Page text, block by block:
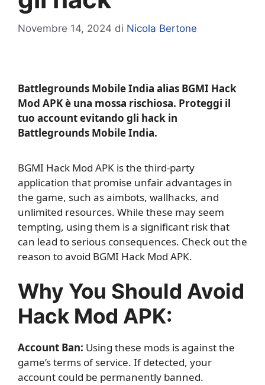
Novembre 14, 2024 di Nicola Bertone
Battlegrounds Mobile India alias BGMI Hack
Mod APK è una mossa rischiosa. Proteggi il
tuo account evitando gli hack in
Battlegrounds Mobile India.
BGMI Hack Mod APK is the third-party
application that promise unfair advantages in
the game, such as aimbots, wallhacks, and
unlimited resources. While these may seem
tempting, using them is a significant risk that
can lead to serious consequences. Check out the
reason to avoid BGMI Hack Mod APK.
Why You Should Avoid
Hack Mod APK:
Account Ban: Using these mods is against the
game’s terms of service. If detected, your
account could be permanently banned.